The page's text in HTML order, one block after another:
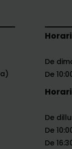
De
De
De
De
De